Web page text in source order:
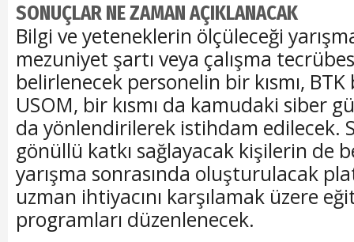
SONUÇLAR NE ZAMAN AÇIKLANACAK
Bilgi ve yeteneklerin ölçüleceği
mezuniyet şartı veya çalışma
belirlenecek personelin bir kısmı,
USOM, bir kısmı da kamudaki siber
da yönlendirilerek istihdam edilecek.
gönüllü katkı sağlayacak kişilerin de
yarışma sonrasında oluşturulacak
uzman ihtiyacını karşılamak üzere
programları düzenlenecek.